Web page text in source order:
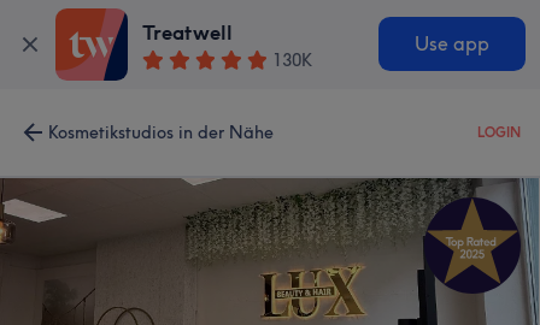
Treatwell
130K
Use app
Kosmetikstudios in der Nähe LOGIN